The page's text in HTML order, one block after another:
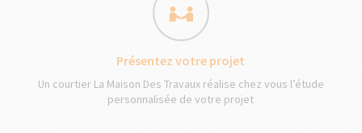
Présentez votre projet
Un courtier La Maison Des Travaux réalise chez vous l’étude
personnalisée de votre projet